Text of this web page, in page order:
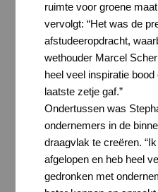
ruimte voor groene
vervolgt: “Het was de
afstudeeropdracht,
wethouder Marcel
heel veel inspiratie
laatste zetje gaf.”
Ondertussen was
ondernemers in de
draagvlak te creëren.
afgelopen en heb heel
gedronken met